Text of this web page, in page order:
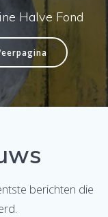
Halve Fond
berichten die